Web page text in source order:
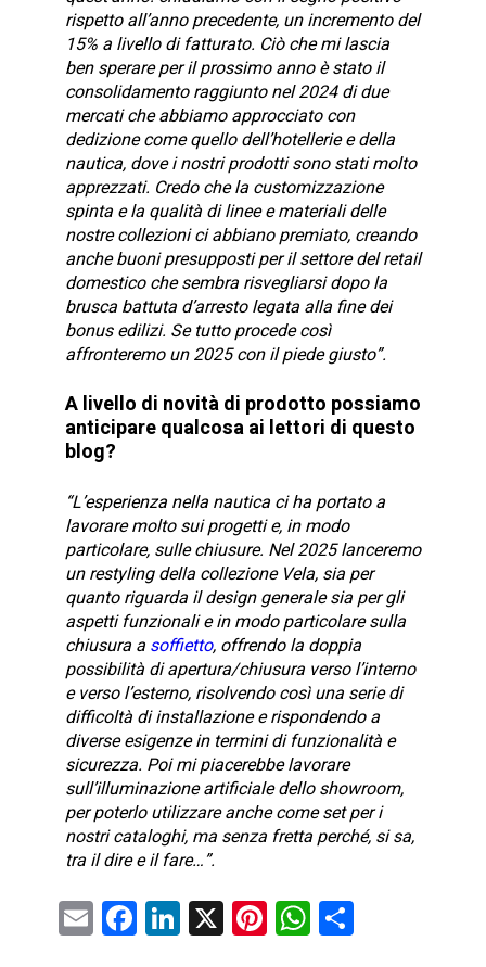
rispetto all’anno precedente, un incremento del
15% a livello di fatturato. Ciò che mi lascia
ben sperare per il prossimo anno è stato il
consolidamento raggiunto nel 2024 di due
mercati che abbiamo approcciato con
dedizione come quello dell’hotellerie e della
nautica, dove i nostri prodotti sono stati molto
apprezzati. Credo che la customizzazione
spinta e la qualità di linee e materiali delle
nostre collezioni ci abbiano premiato, creando
anche buoni presupposti per il settore del retail
domestico che sembra risvegliarsi dopo la
brusca battuta d’arresto legata alla fine dei
bonus edilizi. Se tutto procede così
affronteremo un 2025 con il piede giusto”.
A livello di novità di prodotto possiamo
anticipare qualcosa ai lettori di questo
blog?
“L’esperienza nella nautica ci ha portato a
lavorare molto sui progetti e, in modo
particolare, sulle chiusure. Nel 2025 lanceremo
un restyling della collezione Vela, sia per
quanto riguarda il design generale sia per gli
aspetti funzionali e in modo particolare sulla
chiusura a soffietto, offrendo la doppia
possibilità di apertura/chiusura verso l’interno
e verso l’esterno, risolvendo così una serie di
difficoltà di installazione e rispondendo a
diverse esigenze in termini di funzionalità e
sicurezza. Poi mi piacerebbe lavorare
sull’illuminazione artificiale dello showroom,
per poterlo utilizzare anche come set per i
nostri cataloghi, ma senza fretta perché, si sa,
tra il dire e il fare…”.
E
m
F
a
Li
nk
X Pi
nt
W
h